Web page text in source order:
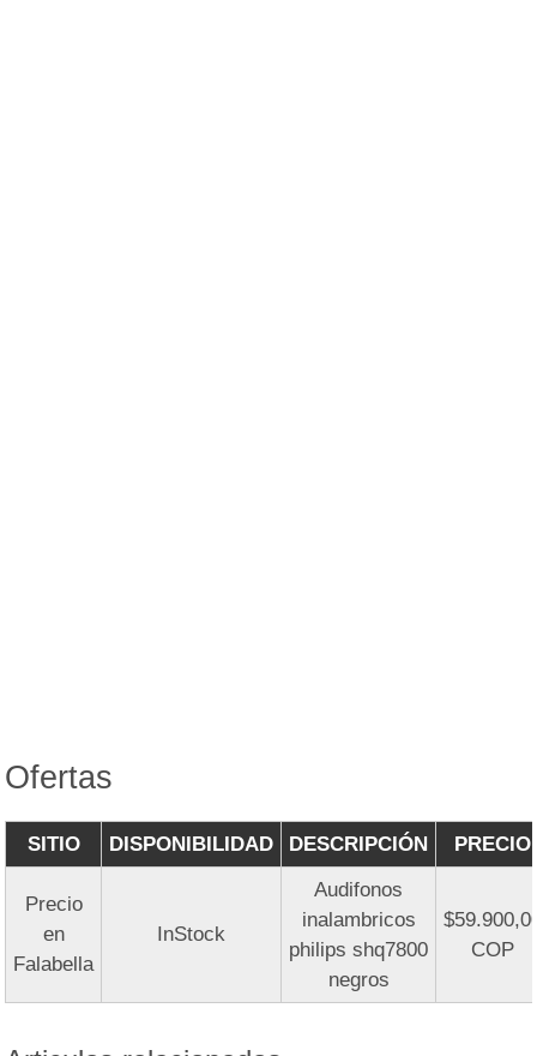
Ofertas
SITIO DISPONIBILIDAD DESCRIPCIÓN PRECIO
Precio
en
Falabella
InStock
Audifonos
inalambricos
philips shq7800
negros
COP